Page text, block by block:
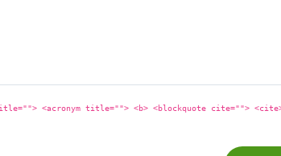
<acronym title=""> <b> <blockquote cite=""> <cite>